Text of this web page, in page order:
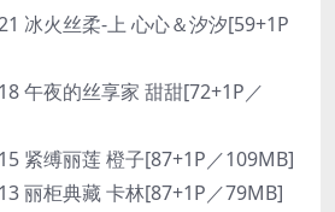
冰火丝柔-上 心心＆汐汐[59+1P
午夜的丝享家 甜甜[72+1P／
紧缚丽莲 橙子[87+1P／109MB]
丽柜典藏 卡林[87+1P／79MB]